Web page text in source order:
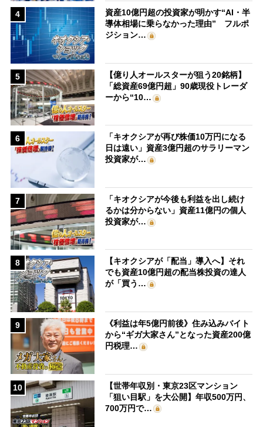
4
資産10億円超の投資家が明かす“AI・半
導体相場に乗らなかった理由” フルポ
ジション…
5
【億り人オールスターが狙う20銘柄】
「総資産69億円超」90歳現役トレーダ
ーから“10…
6
「キオクシアが再び株価10万円になる
日は遠い」資産3億円超のサラリーマン
投資家が…
7
「キオクシアが今後も利益を出し続け
るかは分からない」資産11億円の個人
投資家が…
8
【キオクシアが「配当」導入へ】それ
でも資産10億円超の配当株投資の達人
が「買う…
9
《利益は年5億円前後》住み込みバイト
から“ギガ大家さん”となった資産200億
円税理…
10
【世帯年収別・東京23区マンション
「狙い目駅」を大公開】年収500万円、
700万円で…